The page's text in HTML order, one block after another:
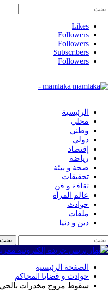
Likes
Followers
Followers
Subscribers
Followers
mamlaka -
الرئيسية
محلي
وطني
دولي
إقتصاد
رياضة
صحة و بيئة
تحقيقات
ثقافة و فن
عالم المرأة
حوادث
ملفات
دين و دنيا
الصفحة الرئيسية
حوادث و قضايا المحاكم
سقوط مروج مخدرات بالحي